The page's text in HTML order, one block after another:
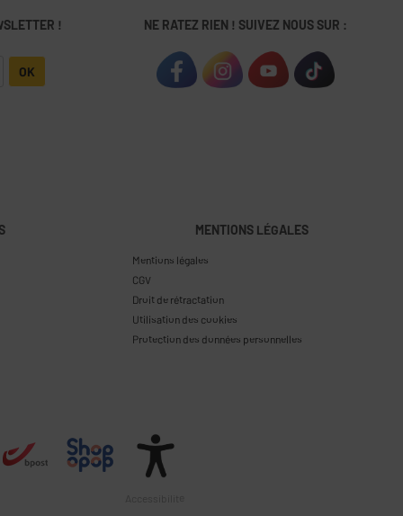
!
OK
NE RATEZ RIEN ! SUIVEZ NOUS SUR :
MENTIONS LÉGALES
Mentions légales
CGV
Droit de rétractation
Utilisation des cookies
Protection des données personnelles